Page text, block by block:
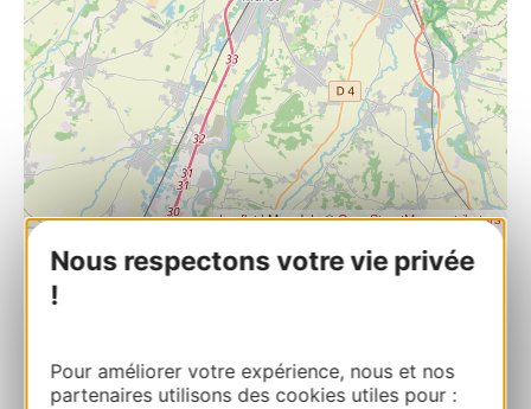
Nous respectons votre vie privée
!
Pour améliorer votre expérience, nous et nos
partenaires utilisons des cookies utiles pour :
Leaflet| Map data ©OpenStreetMap contributors